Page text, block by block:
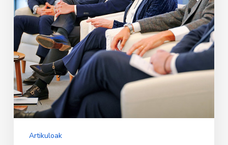
Four
batean
Artikuloak